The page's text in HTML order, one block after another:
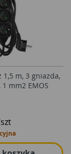
1,5 m, 3 gniazda,
1 mm2 EMOS